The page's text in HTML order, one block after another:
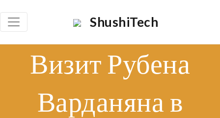
ShushiTech
Визит Рубена
Варданяна в